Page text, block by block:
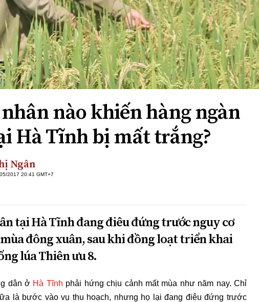
nào khiến hàng ngàn
Hà Tĩnh bị mất trắng?
Ngân
2017 20:41 GMT+7
tại Hà Tĩnh đang điêu đứng trước nguy cơ
đông xuân, sau khi đồng loạt triển khai
lúa Thiên ưu 8.
dân ở Hà Tĩnh phải hứng chịu cảnh mất mùa như năm nay. Chỉ
là bước vào vụ thu hoạch, nhưng họ lại đang điêu đứng trước